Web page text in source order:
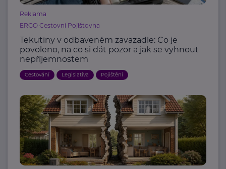
Reklama
ERGO Cestovní Pojišťovna
Tekutiny v odbaveném zavazadle: Co je
povoleno, na co si dát pozor a jak se vyhnout
nepříjemnostem
Cestování Legislativa Pojištění